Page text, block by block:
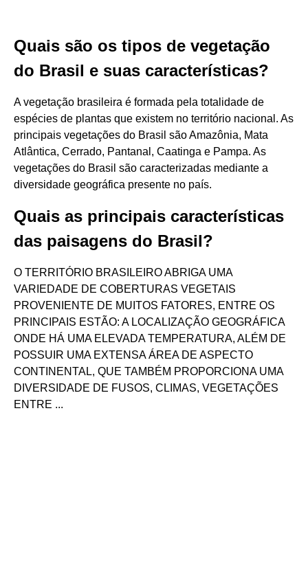
Quais são os tipos de vegetação
do Brasil e suas características?
A vegetação brasileira é formada pela totalidade de
espécies de plantas que existem no território nacional. As
principais vegetações do Brasil são Amazônia, Mata
Atlântica, Cerrado, Pantanal, Caatinga e Pampa. As
vegetações do Brasil são caracterizadas mediante a
diversidade geográfica presente no país.
Quais as principais características
das paisagens do Brasil?
O TERRITÓRIO BRASILEIRO ABRIGA UMA
VARIEDADE DE COBERTURAS VEGETAIS
PROVENIENTE DE MUITOS FATORES, ENTRE OS
PRINCIPAIS ESTÃO: A LOCALIZAÇÃO GEOGRÁFICA
ONDE HÁ UMA ELEVADA TEMPERATURA, ALÉM DE
POSSUIR UMA EXTENSA ÁREA DE ASPECTO
CONTINENTAL, QUE TAMBÉM PROPORCIONA UMA
DIVERSIDADE DE FUSOS, CLIMAS, VEGETAÇÕES
ENTRE ...